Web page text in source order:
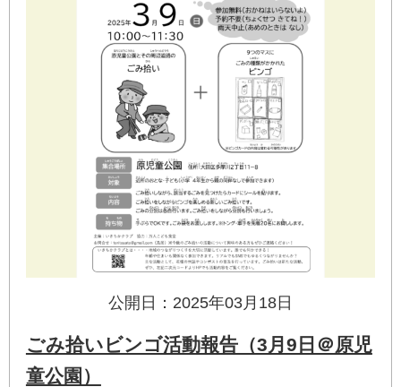
公開日：2025年03月18日
ごみ拾いビンゴ活動報告（3月9日＠原児
童公園）